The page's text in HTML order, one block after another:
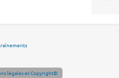
légales et Copyright©